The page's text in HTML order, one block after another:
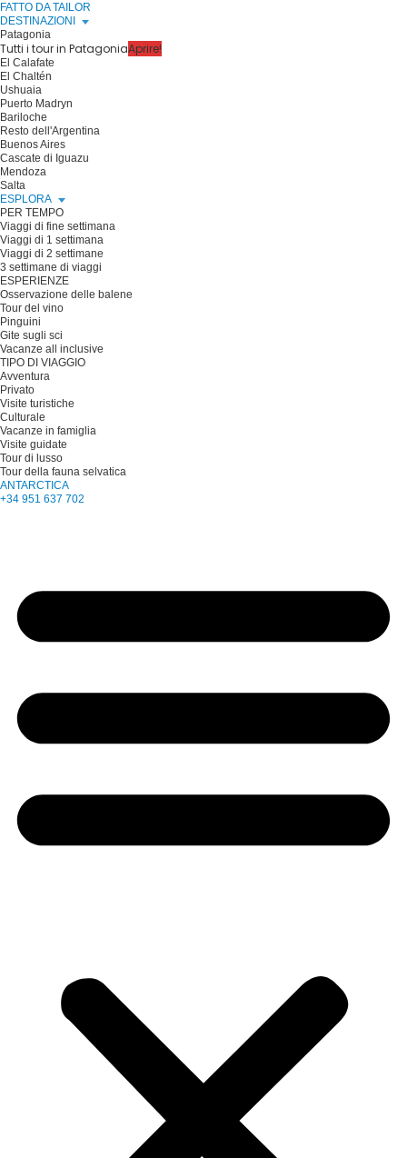
FATTO DA TAILOR
DESTINAZIONI
Patagonia
Tutti i tour in PatagoniaAprire!
El Calafate
El Chaltén
Ushuaia
Puerto Madryn
Bariloche
Resto dell'Argentina
Buenos Aires
Cascate di Iguazu
Mendoza
Salta
ESPLORA
PER TEMPO
Viaggi di fine settimana
Viaggi di 1 settimana
Viaggi di 2 settimane
3 settimane di viaggi
ESPERIENZE
Osservazione delle balene
Tour del vino
Pinguini
Gite sugli sci
Vacanze all inclusive
TIPO DI VIAGGIO
Avventura
Privato
Visite turistiche
Culturale
Vacanze in famiglia
Visite guidate
Tour di lusso
Tour della fauna selvatica
ANTARCTICA
+34 951 637 702